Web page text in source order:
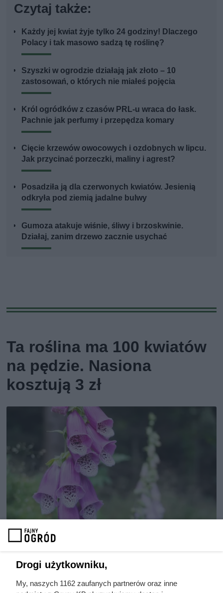
Czytaj także:
Każdy jej kwiat żyje tylko 24 godziny! Dlaczego
Polacy i tak masowo sadzą tę roślinę?
Szyszki w ogrodzie działają jak złoto – 10
zastosowań, o których nie miałeś pojęcia
Król ogródków z czasów PRL-u wraca do łask.
Pachnie jak perfumy i przepędza komary
Cięcie krzewów owocowych i ozdobnych w lipcu.
Jak przycinać porzeczki, maliny i agrest?
Posadziła ją dla czerwonych kwiatów. Jesienią
odkryła pod ziemią jadalne bulwy
Gumoza atakuje wiśnie, śliwy i brzoskwinie.
Działaj, zanim drzewo zacznie usychać
Ta roślina ma 100 kwiatów
na pędzie. Nasiona
kosztują 3 zł
sadzonek i nasion, fot. jonnysek
Drogi użytkowniku,
My, naszych 1162 zaufanych partnerów oraz inne